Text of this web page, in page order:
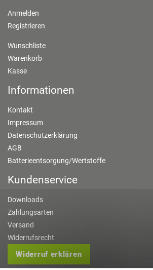
Anmelden
Registrieren
Wunschliste
Warenkorb
Kasse
Informationen
Kontakt
Impressum
Datenschutzerklärung
AGB
Batterieentsorgung/Wertstoffe
Kundenservice
Downloads
Zahlungsarten
Versand
Widerrufsrecht
Widerruf erklären